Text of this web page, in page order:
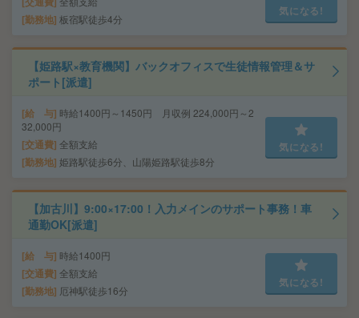
勤務地 板宿駅徒歩4分
気になる!
【姫路駅×教育機関】バックオフィスで生徒情報管理＆サ
ポート[派遣]
給 与 時給1400円～1450円 月収例 224,000円～2
32,000円
交通費 全額支給
勤務地 姫路駅徒歩6分、山陽姫路駅徒歩8分
気になる!
【加古川】9:00×17:00！入力メインのサポート事務！車
通勤OK[派遣]
給 与 時給1400円
交通費 全額支給
勤務地 厄神駅徒歩16分
気になる!